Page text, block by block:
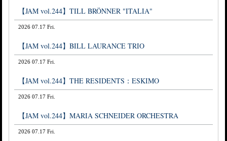
【JAM vol.244】TILL BRÖNNER "ITALIA"
2026 07.17 Fri.
【JAM vol.244】BILL LAURANCE TRIO
2026 07.17 Fri.
【JAM vol.244】THE RESIDENTS：ESKIMO
2026 07.17 Fri.
【JAM vol.244】MARIA SCHNEIDER ORCHESTRA
2026 07.17 Fri.